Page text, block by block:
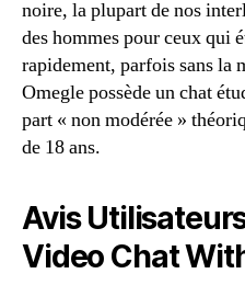
noire, la plupart de nos
des hommes pour ceux qui
rapidement, parfois sans la
Omegle possède un chat
part « non modérée »
de 18 ans.
Avis
Video Chat